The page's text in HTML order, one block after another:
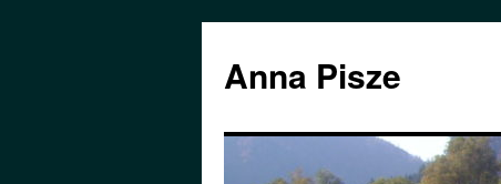
treści
Anna Pisze